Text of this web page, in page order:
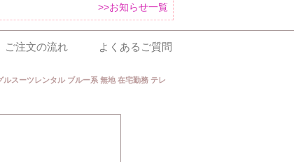
>>お知らせ一覧
ご注文の流れ よくあるご質問
ルスーツレンタル ブルー系 無地 在宅勤務 テレ